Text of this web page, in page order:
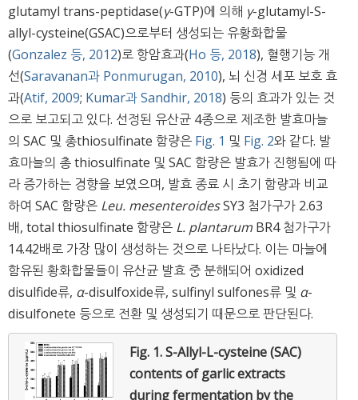
glutamyl trans-peptidase(γ-GTP)에 의해 γ-glutamyl-S-
allyl-cysteine(GSAC)으로부터 생성되는 유황화합물
(Gonzalez 등, 2012)로 항암효과(Ho 등, 2018), 혈행기능 개
선(Saravanan과 Ponmurugan, 2010), 뇌 신경 세포 보호 효
과(Atif, 2009; Kumar과 Sandhir, 2018) 등의 효과가 있는 것
으로 보고되고 있다. 선정된 유산균 4종으로 제조한 발효마늘
의 SAC 및 총thiosulfinate 함량은 Fig. 1 및 Fig. 2와 같다. 발
효마늘의 총 thiosulfinate 및 SAC 함량은 발효가 진행됨에 따
라 증가하는 경향을 보였으며, 발효 종료 시 초기 함량과 비교
하여 SAC 함량은 Leu. mesenteroidesSY3 첨가구가 2.63
배, total thiosulfinate 함량은 L. plantarum BR4 첨가구가
14.42배로 가장 많이 생성하는 것으로 나타났다. 이는 마늘에
함유된 황화합물들이 유산균 발효 중 분해되어 oxidized
disulfide류, α-disulfoxide류, sulfinyl sulfones류 및 α-
disulfonete 등으로 전환 및 생성되기 때문으로 판단된다.
Fig. 1.S-Allyl-L-cysteine (SAC)
contents of garlic extracts
during fermentation by the